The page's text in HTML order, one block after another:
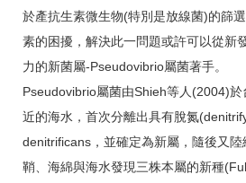
於產抗生素微生物(特別是放線菌)的篩
素的困擾，解決此一問題或許可以從新
力的新菌屬-Pseudovibrio屬菌著手。
Pseudovibrio屬菌由Shieh等人(2004)
近的海水，首次分離出具有脫氮
denitrificans，並確定為新屬，隨後又
鞘、海綿與海水發現三株本屬的新種